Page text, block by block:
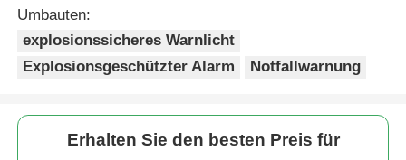
Umbauten:
explosionssicheres Warnlicht
Explosionsgeschützter Alarm
Notfallwarnung
Erhalten Sie den besten Preis für